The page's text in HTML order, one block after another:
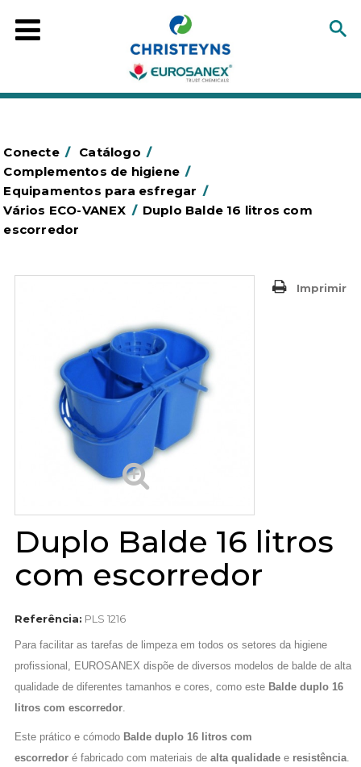
Conecte / Catálogo /
Complementos de higiene /
Equipamentos para esfregar /
Vários ECO-VANEX / Duplo Balde 16 litros com
escorredor
Imprimir
Duplo Balde 16 litros
com escorredor
Referência: PLS 1216
Para facilitar as tarefas de limpeza em todos os setores da higiene
profissional, EUROSANEX dispõe de diversos modelos de balde de alta
qualidade de diferentes tamanhos e cores, como este Balde duplo 16
litros com escorredor.
Este prático e cómodo Balde duplo 16 litros com
escorredoré fabricado com materiais de alta qualidadee resistência.